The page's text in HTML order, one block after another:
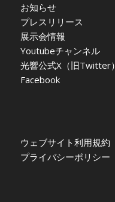
お知らせ
プレスリリース
展示会情報
Youtubeチャンネル
光響公式X（旧Twitter）
Facebook
ウェブサイト利用規約
プライバシーポリシー